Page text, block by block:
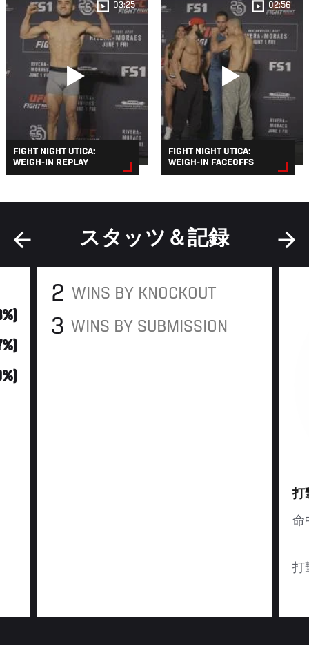
03:25
FIGHT NIGHT UTICA:
WEIGH-IN REPLAY
02:56
FIGHT NIGHT UTICA:
WEIGH-IN FACEOFFS
スタッツ＆記録
2 WINS BY KNOCKOUT
3 WINS BY SUBMISSION
打
命
打